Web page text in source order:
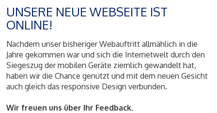
UNSERE NEUE WEBSEITE IST
ONLINE!
Nachdem unser bisheriger Webauftritt allmählich in die
Jahre gekommen war und sich die Internetwelt durch den
Siegeszug der mobilen Geräte ziemlich gewandelt hat,
haben wir die Chance genutzt und mit dem neuen Gesicht
auch gleich das responsive Design verbunden.
Wir freuen uns über Ihr Feedback.